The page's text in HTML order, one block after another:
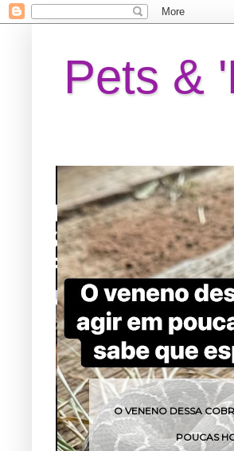
Pets &
O VENENO DESSA
POUCAS